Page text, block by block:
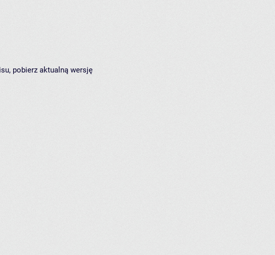
pobierz aktualną wersję